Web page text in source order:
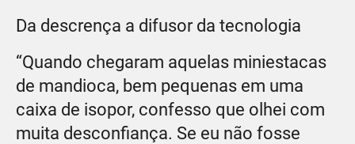
Da descrença a difusor da tecnologia
“Quando chegaram aquelas miniestacas
de mandioca, bem pequenas em uma
caixa de isopor, confesso que olhei com
muita desconfiança. Se eu não fosse